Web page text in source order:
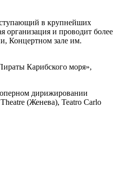
в крупнейших
организация и проводит более
Концертном зале им.
Карибского моря»,
дирижировании
(Женева), Teatro Carlo